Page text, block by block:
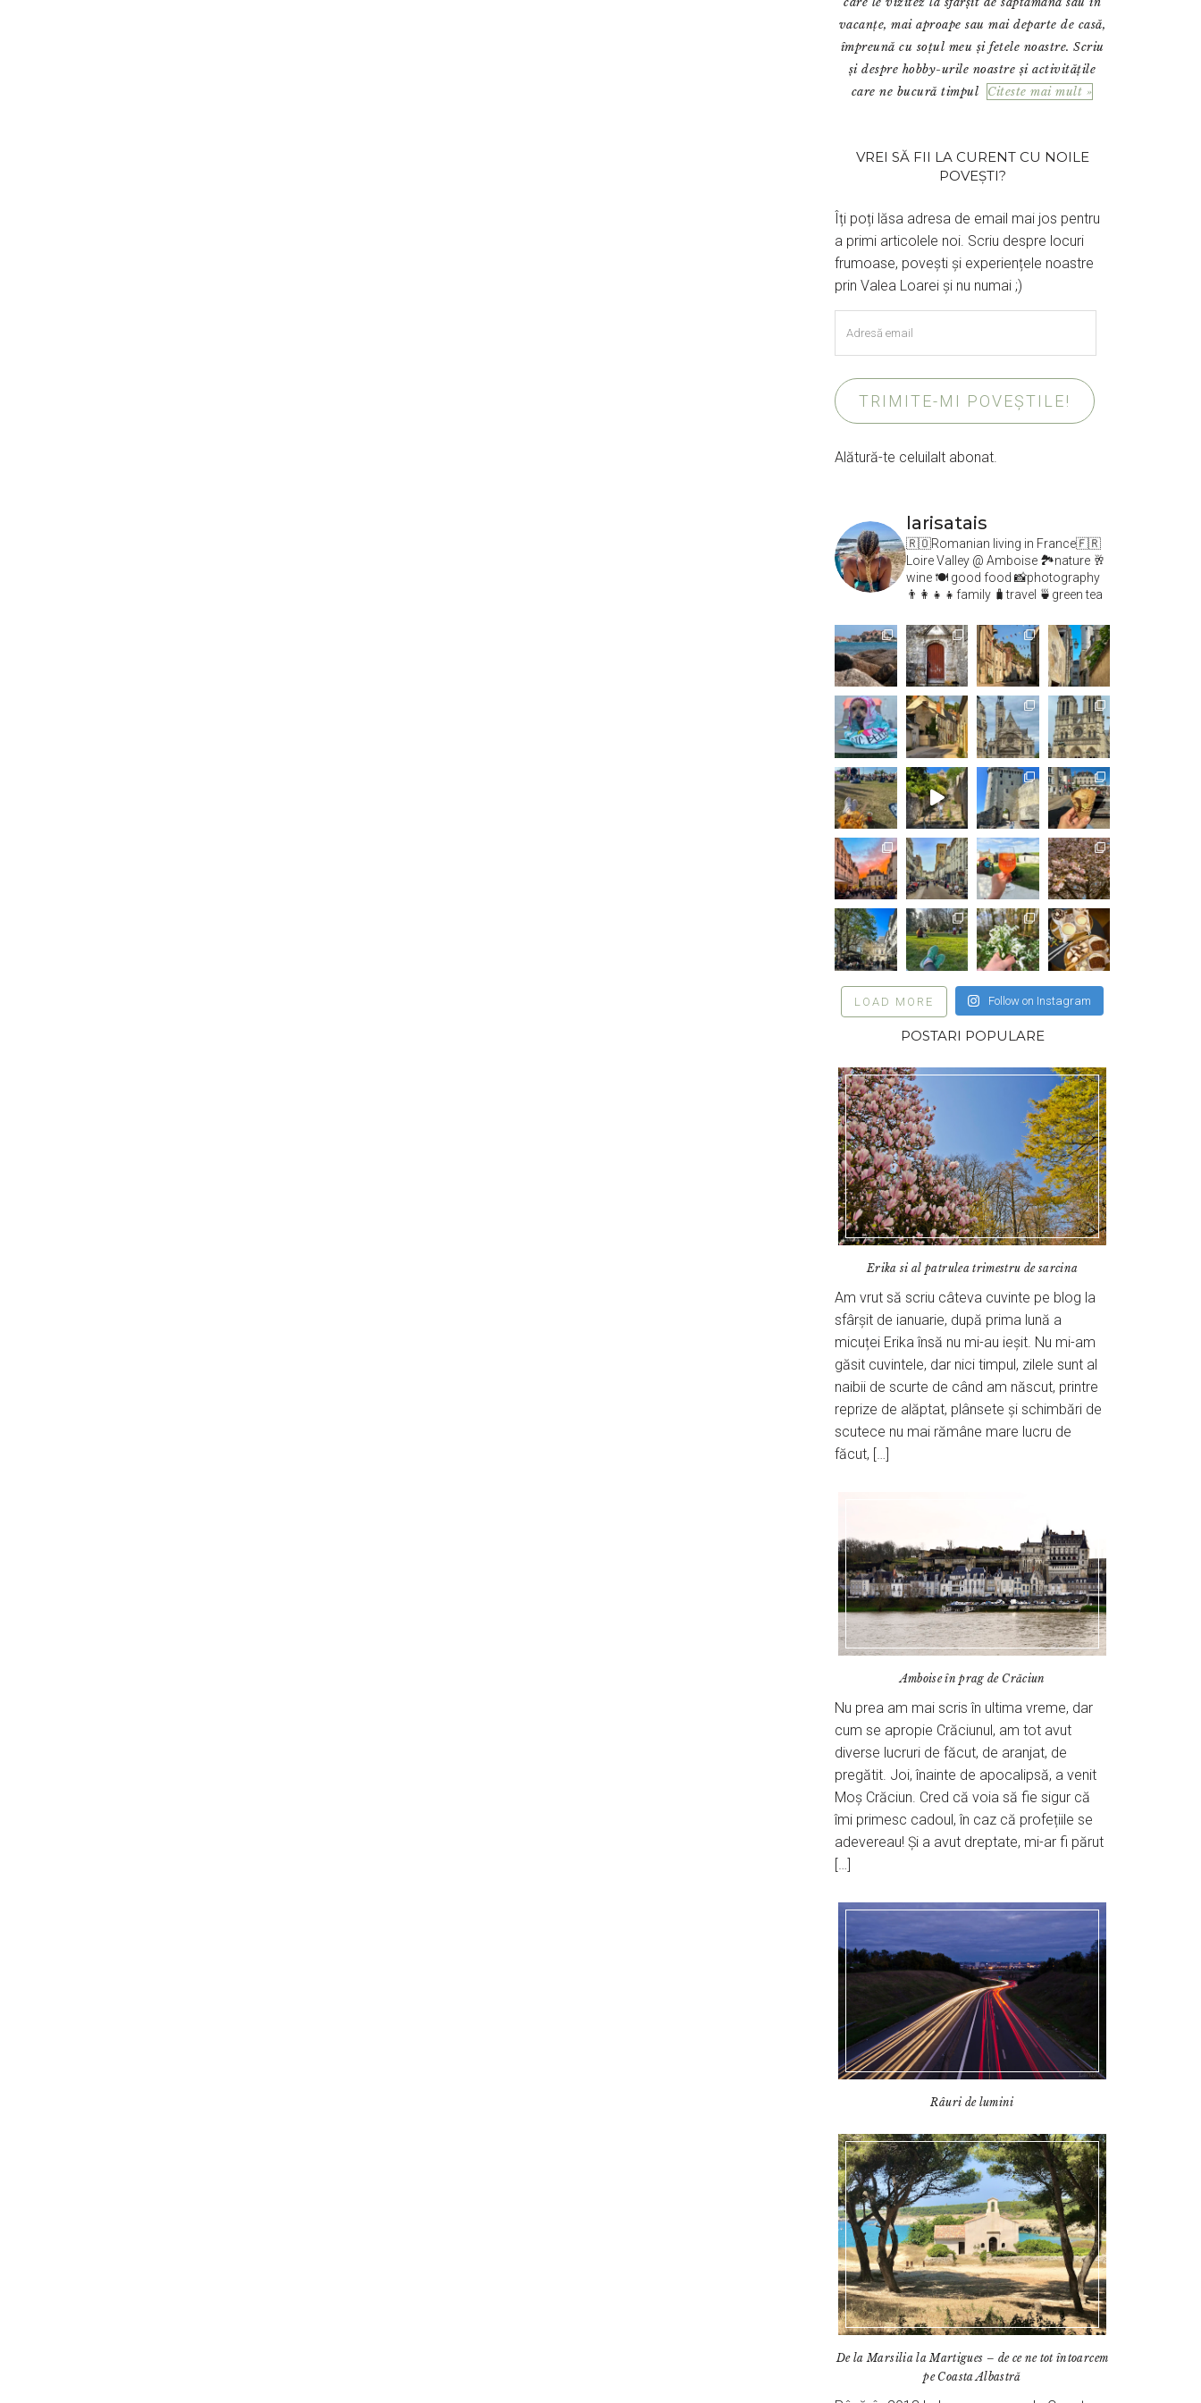
vacanțe, mai aproape sau mai departe de casă,
împreună cu soțul meu și fetele noastre. Scriu
și despre hobby-urile noastre și activitățile
care ne bucură timpul Citeste mai mult »
VREI SĂ FII LA CURENT CU NOILE
POVEȘTI?
Îți poți lăsa adresa de email mai jos pentru
a primi articolele noi. Scriu despre locuri
frumoase, povești și experiențele noastre
prin Valea Loarei și nu numai ;)
email
TRIMITE-MI POVEȘTILE!
Alătură-te celuilalt abonat.
larisatais
🇷🇴Romanian living in France🇫🇷
Loire Valley @ Amboise 🏞️nature 🥂
wine 🍽 good food 📸photography
👨‍👩‍👧‍👧family 🧳travel 🍵green tea
LOAD MORE Follow on Instagram
POSTARI POPULARE
Erika si al patrulea trimestru de sarcina
Am vrut să scriu câteva cuvinte pe blog la
sfârșit de ianuarie, după prima lună a
micuței Erika însă nu mi-au ieșit. Nu mi-am
găsit cuvintele, dar nici timpul, zilele sunt al
naibii de scurte de când am născut, printre
reprize de alăptat, plânsete și schimbări de
scutece nu mai rămâne mare lucru de
făcut, […]
Amboise în prag de Crăciun
Nu prea am mai scris în ultima vreme, dar
cum se apropie Crăciunul, am tot avut
diverse lucruri de făcut, de aranjat, de
pregătit. Joi, înainte de apocalipsă, a venit
Moș Crăciun. Cred că voia să fie sigur că
îmi primesc cadoul, în caz că profețiile se
adevereau! Și a avut dreptate, mi-ar fi părut
[…]
Râuri de lumini
De la Marsilia la Martigues – de ce ne tot întoarcem
pe Coasta Albastră